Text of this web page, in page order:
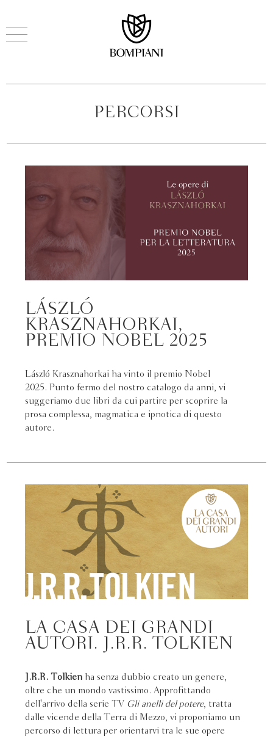
PERCORSI
LÁSZLÓ
KRASZNAHORKAI,
PREMIO NOBEL 2025
László Krasznahorkai ha vinto il premio Nobel
2025. Punto fermo del nostro catalogo da anni, vi
suggeriamo due libri da cui partire per scoprire la
prosa complessa, magmatica e ipnotica di questo
autore.
LA CASA DEI GRANDI
AUTORI. J.R.R. TOLKIEN
J.R.R. Tolkien ha senza dubbio creato un genere,
oltre che un mondo vastissimo. Approfittando
dell'arrivo della serie TV Gli anelli del potere, tratta
dalle vicende della Terra di Mezzo, vi proponiamo un
percorso di lettura per orientarvi tra le sue opere